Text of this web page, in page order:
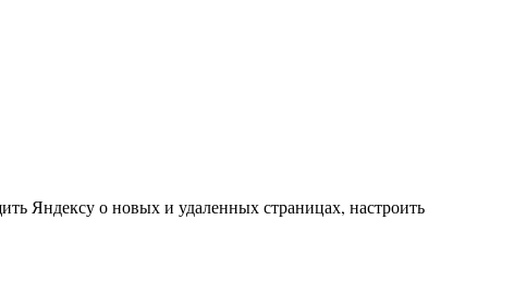
Яндексу о новых и удаленных страницах, настроить